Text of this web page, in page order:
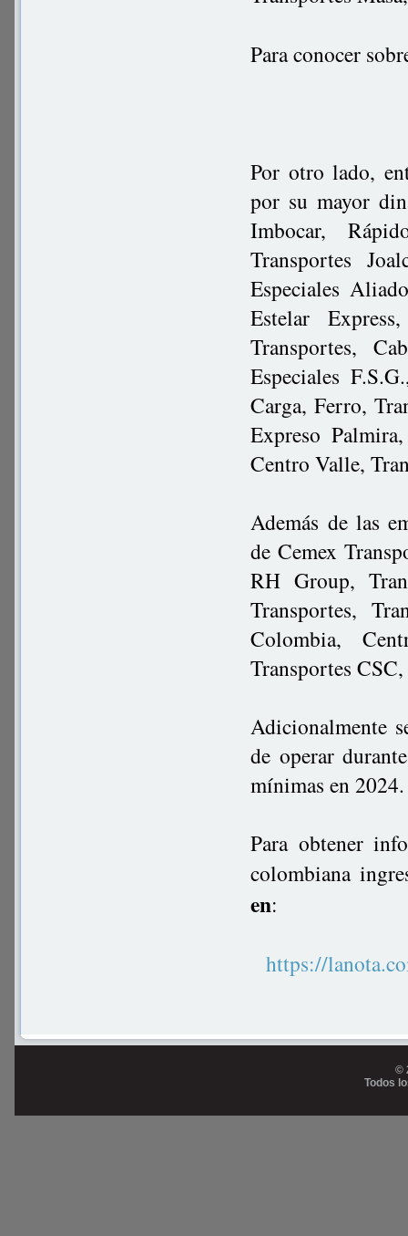
Para conocer
Por otro lado,
por su mayor
Imbocar,
Transportes
Especiales
Estelar
Transportes,
Especiales
Carga, Ferro,
Expreso
Centro Valle,
Además de las
de Cemex
RH Group,
Transportes,
Colombia,
Transportes
Adicionalmente
de operar
mínimas en
Para obtener
colombiana
en:
https://
©
Todos